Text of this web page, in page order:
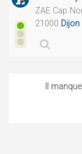
ZAE Cap
21000 Dijon
Il